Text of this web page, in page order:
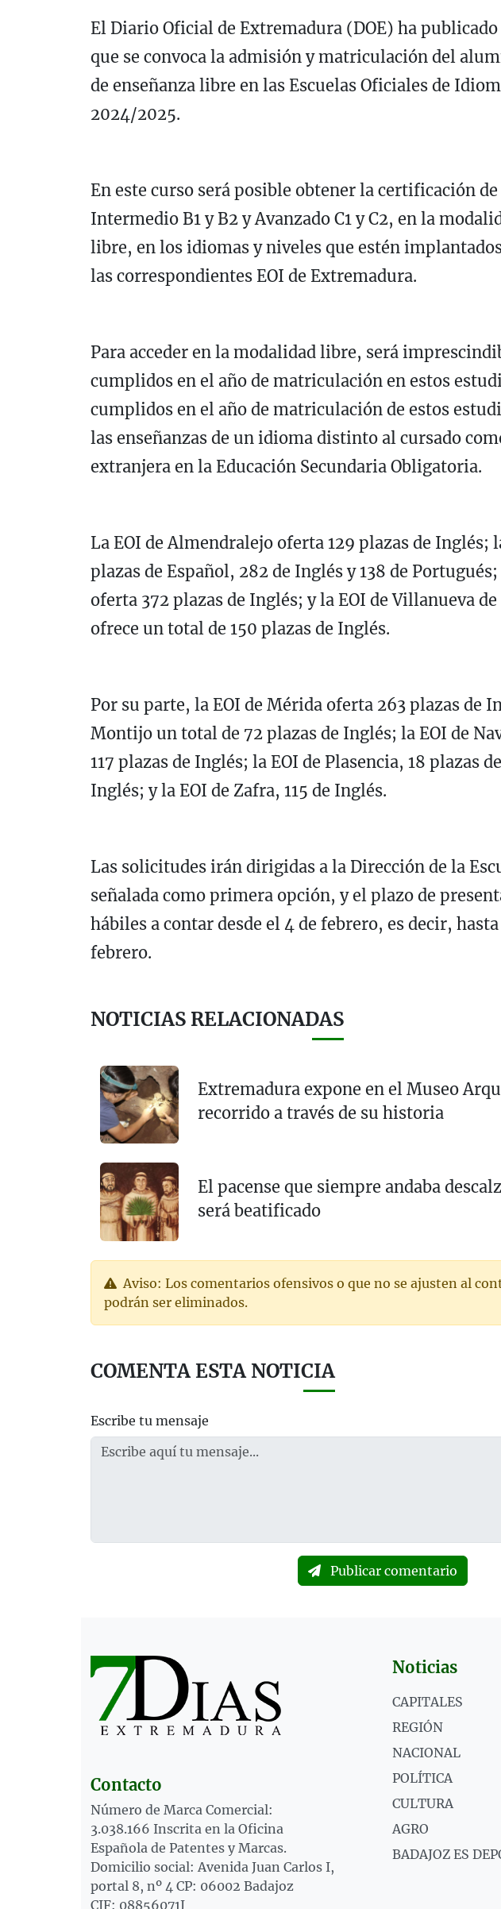
El Diario Oficial de Extremadura (DOE) ha
que se convoca la admisión y matriculación del
de enseñanza libre en las Escuelas Oficiales de
2024/2025.
En este curso será posible obtener la certificación
Intermedio B1 y B2 y Avanzado C1 y C2, en la
libre, en los idiomas y niveles que estén
las correspondientes EOI de Extremadura.
Para acceder en la modalidad libre, será
cumplidos en el año de matriculación en estos
cumplidos en el año de matriculación de estos
las enseñanzas de un idioma distinto al cursado
extranjera en la Educación Secundaria Obligatoria.
La EOI de Almendralejo oferta 129 plazas de Inglés;
plazas de Español, 282 de Inglés y 138 de Portugués;
oferta 372 plazas de Inglés; y la EOI de Villanueva
ofrece un total de 150 plazas de Inglés.
Por su parte, la EOI de Mérida oferta 263 plazas de
Montijo un total de 72 plazas de Inglés; la EOI de
117 plazas de Inglés; la EOI de Plasencia, 18 plazas
Inglés; y la EOI de Zafra, 115 de Inglés.
Las solicitudes irán dirigidas a la Dirección de la
señalada como primera opción, y el plazo de
hábiles a contar desde el 4 de febrero, es decir,
febrero.
NOTICIAS RELACIONADAS
Extremadura expone en el Museo
recorrido a través de su historia
El pacense que siempre andaba
será beatificado
Aviso: Los comentarios ofensivos o que no se ajusten al
podrán ser eliminados.
COMENTA ESTA NOTICIA
Escribe tu mensaje
Publicar comentario
Contacto
Número de Marca Comercial:
3.038.166 Inscrita en la Oficina
Española de Patentes y Marcas.
Domicilio social: Avenida Juan Carlos I,
portal 8, nº 4 CP: 06002 Badajoz
CIF: 08856071J
Noticias
CAPITALES
REGIÓN
NACIONAL
POLÍTICA
CULTURA
AGRO
BADAJOZ ES